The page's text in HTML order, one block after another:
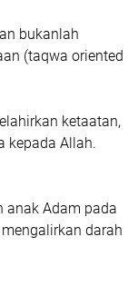
bukanlah
(taqwa oriented
ketaatan,
kepada Allah.
anak Adam pada
darah